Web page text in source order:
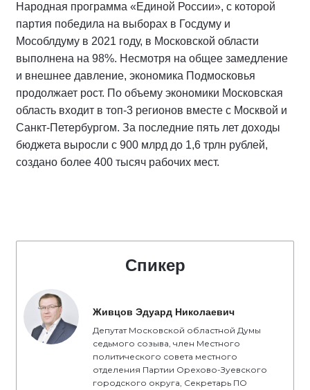
Народная программа «Единой России», с которой
партия победила на выборах в Госдуму и
Мособлдуму в 2021 году, в Московской области
выполнена на 98%. Несмотря на общее замедление
и внешнее давление, экономика Подмосковья
продолжает рост. По объему экономики Московская
область входит в топ-3 регионов вместе с Москвой и
Санкт-Петербургом. За последние пять лет доходы
бюджета выросли с 900 млрд до 1,6 трлн рублей,
создано более 400 тысяч рабочих мест.
Спикер
Живцов Эдуард Николаевич
Депутат Московской областной Думы
седьмого созыва, член Местного
политического совета местного
отделения Партии Орехово-Зуевского
городского округа, Секретарь ПО